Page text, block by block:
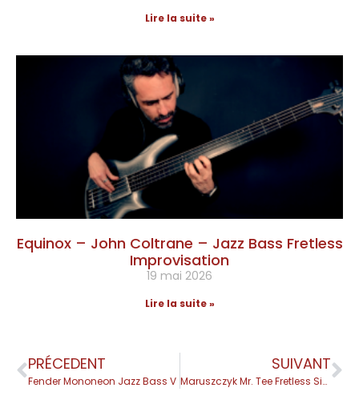
Lire la suite »
Equinox – John Coltrane – Jazz Bass Fretless
Improvisation
19 mai 2026
Lire la suite »
PRÉCEDENT
Fender Mononeon Jazz Bass V
SUIVANT
Maruszczyk Mr. Tee Fretless Signature Bruno Tauzin